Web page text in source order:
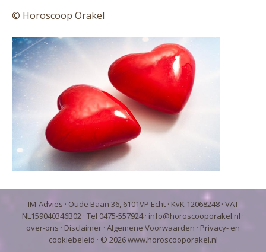
© Horoscoop Orakel
IM-Advies · Oude Baan 36, 6101VP Echt · KvK 12068248 · VAT
NL159040346B02 · Tel 0475-557924 · info@horoscooporakel.nl ·
over-ons · Disclaimer · Algemene Voorwaarden · Privacy- en
cookiebeleid · © 2026www.horoscooporakel.nl